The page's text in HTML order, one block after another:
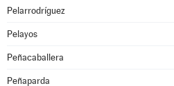
Pelarrodríguez
Pelayos
Peñacaballera
Peñaparda